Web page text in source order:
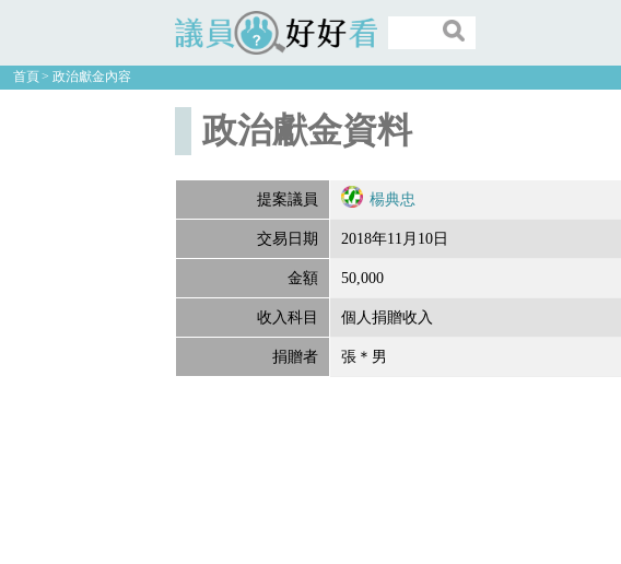
議員好好看
首頁 政治獻金內容
政治獻金資料
提案議員 楊典忠
交易日期 2018年11月10日
金額 50,000
收入科目 個人捐贈收入
捐贈者 張＊男